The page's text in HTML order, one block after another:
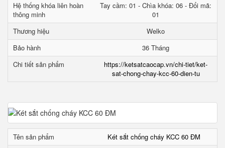
Hệ thống khóa liên hoàn
thông minh
Tay cầm: 01 - Chìa khóa: 06 - Đổi mã:
01
Thương hiệu
Welko
Bảo hành
36 Tháng
Chi tiết sản phẩm
https://ketsatcaocap.vn/chi-tiet/ket-
sat-chong-chay-kcc-60-dien-tu
Tên sản phẩm
Két sắt chống cháy KCC 60 ĐM